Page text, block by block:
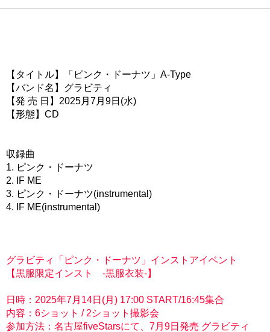
【タイトル】「ピンク・ドーナツ」A-Type
【バンド名】グラビティ
【発 売 日】2025月7月9日(水)
【形態】CD
収録曲
1. ピンク・ドーナツ
2. IF ME
3. ピンク・ドーナツ(instrumental)
4. IF ME(instrumental)
グラビティ「ピンク・ドーナツ」インストアイベント
【黒服限定インスト -黒服衣装-】
日時：2025年7月14日(月) 17:00 START/16:45集合
内容：6ショット / 2ショット撮影会
参加方法：名古屋fiveStarsにて、7月9日発売 グラビティ